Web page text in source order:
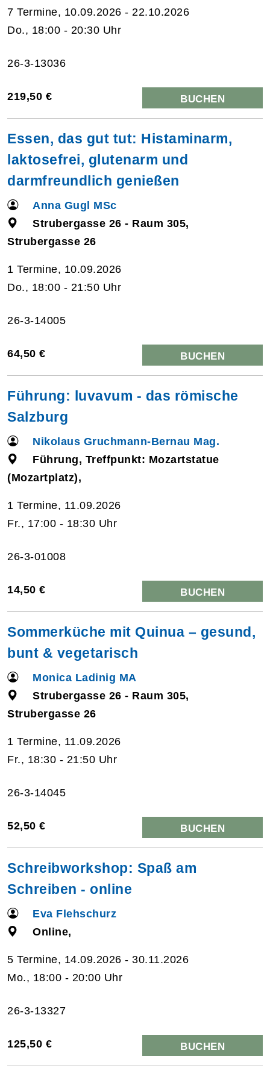
7 Termine, 10.09.2026 - 22.10.2026
Do., 18:00 - 20:30 Uhr
26-3-13036
219,50 € BUCHEN
Essen, das gut tut: Histaminarm,
laktosefrei, glutenarm und
darmfreundlich genießen
Anna Gugl MSc
Strubergasse 26 - Raum 305,
Strubergasse 26
1 Termine, 10.09.2026
Do., 18:00 - 21:50 Uhr
26-3-14005
64,50 € BUCHEN
Führung: luvavum - das römische
Salzburg
Nikolaus Gruchmann-Bernau Mag.
Führung, Treffpunkt: Mozartstatue
(Mozartplatz),
1 Termine, 11.09.2026
Fr., 17:00 - 18:30 Uhr
26-3-01008
14,50 € BUCHEN
Sommerküche mit Quinua – gesund,
bunt & vegetarisch
Monica Ladinig MA
Strubergasse 26 - Raum 305,
Strubergasse 26
1 Termine, 11.09.2026
Fr., 18:30 - 21:50 Uhr
26-3-14045
52,50 € BUCHEN
Schreibworkshop: Spaß am
Schreiben - online
Eva Flehschurz
Online,
5 Termine, 14.09.2026 - 30.11.2026
Mo., 18:00 - 20:00 Uhr
26-3-13327
125,50 € BUCHEN